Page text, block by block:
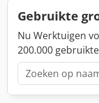
Gebruikte
Nu Werktuigen
200.000